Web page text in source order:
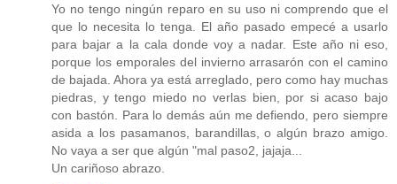
Yo no tengo ningún reparo en su uso ni comprendo que el
que lo necesita lo tenga. El año pasado empecé a usarlo
para bajar a la cala donde voy a nadar. Este año ni eso,
porque los emporales del invierno arrasarón con el camino
de bajada. Ahora ya está arreglado, pero como hay muchas
piedras, y tengo miedo no verlas bien, por si acaso bajo
con bastón. Para lo demás aún me defiendo, pero siempre
asida a los pasamanos, barandillas, o algún brazo amigo.
No vaya a ser que algún "mal paso2, jajaja...
Un cariñoso abrazo.